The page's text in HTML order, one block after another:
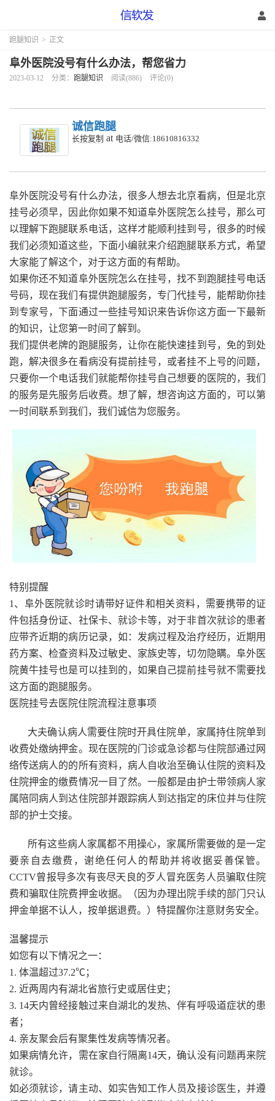
跑腿知识 > 正文
阜外医院没号有什么办法，帮您省力
2023-03-12 分类： 跑腿知识 阅读(886) 评论(0)
诚信跑腿
长按复制 at 电话/微信:18610816332
阜外医院没号有什么办法，很多人想去北京看病，但是北京
挂号必须早，因此你如果不知道阜外医院怎么挂号，那么可
以理解下跑腿联系电话，这样才能顺利挂到号，很多的时候
我们必须知道这些，下面小编就来介绍跑腿联系方式，希望
大家能了解这个，对于这方面的有帮助。
如果你还不知道阜外医院怎么在挂号，找不到跑腿挂号电话
号码，现在我们有提供跑腿服务，专门代挂号，能帮助你挂
到专家号，下面通过一些挂号知识来告诉你这方面一下最新
的知识，让您第一时间了解到。
我们提供老牌的跑腿服务，让你在能快速挂到号，免的到处
跑，解决很多在看病没有提前挂号，或者挂不上号的问题，
只要你一个电话我们就能帮你挂号自己想要的医院的，我们
的服务是先服务后收费。想了解，想咨询这方面的，可以第
一时间联系到我们，我们诚信为您服务。
特别提醒
1、阜外医院就诊时请带好证件和相关资料，需要携带的证
件包括身份证、社保卡、就诊卡等，对于非首次就诊的患者
应带齐近期的病历记录，如：发病过程及治疗经历，近期用
药方案、检查资料及过敏史、家族史等，切勿隐瞒。阜外医
院黄牛挂号也是可以挂到的，如果自己提前挂号就不需要找
这方面的跑腿服务。
医院挂号去医院住院流程注意事项
大夫确认病人需要住院时开具住院单，家属持住院单到
收费处缴纳押金。现在医院的门诊或急诊都与住院部通过网
络传送病人的的所有资料，病人自收治至确认住院的资料及
住院押金的缴费情况一目了然。一般都是由护士带领病人家
属陪同病人到达住院部并跟踪病人到达指定的床位并与住院
部的护士交接。
所有这些病人家属都不用操心，家属所需要做的是一定
要亲自去缴费，谢绝任何人的帮助并将收据妥善保管。
CCTV曾报导多次有丧尽天良的歹人冒充医务人员骗取住院
费和骗取住院费押金收据。（因为办理出院手续的部门只认
押金单据不认人，按单据退费。）特提醒你注意财务安全。
温馨提示
如您有以下情况之一：
1. 体温超过37.2℃；
2. 近两周内有湖北省旅行史或居住史；
3. 14天内曾经接触过来自湖北的发热、伴有呼吸道症状的患
者；
4. 亲友聚会后有聚集性发病等情况者。
如果病情允许，需在家自行隔离14天，确认没有问题再来院
就诊。
如必须就诊，请主动、如实告知工作人员及接诊医生，并遵